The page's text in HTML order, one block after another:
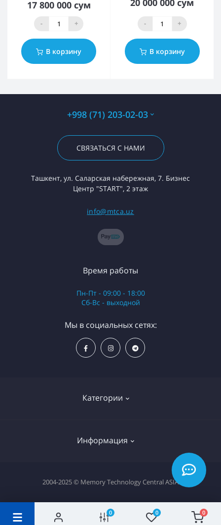
0 0 0
17 800 000 сум
- +
В корзину
- +
В корзину
+998 (71) 203-02-03
СВЯЗАТЬСЯ С НАМИ
Ташкент, ул. Саларская набережная, 7. Бизнес
Центр "START", 2 этаж
info@mtca.uz
Категории
МФУ и принтеры
Информация
Источники бесперебойного электропитания
Проектирование и монтаж СКС и ЛВС
Время работы
Пн-Пт - 09:00 - 18:00
Сб-Вс - выходной
Мы в социальных сетях:
2004-2025 © Memory Technology Central ASIA